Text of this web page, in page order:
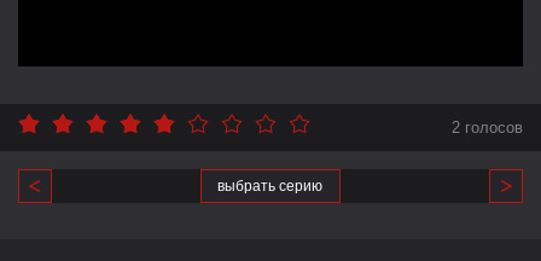
2 голосов
выбрать серию